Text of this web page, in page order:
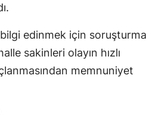
edinmek için soruşturma
sakinleri olayın hızlı
memnuniyet